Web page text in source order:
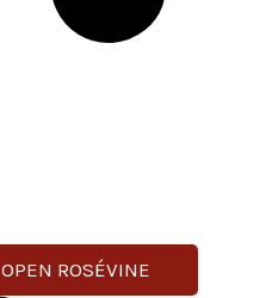
OPEN ROSÉVINE